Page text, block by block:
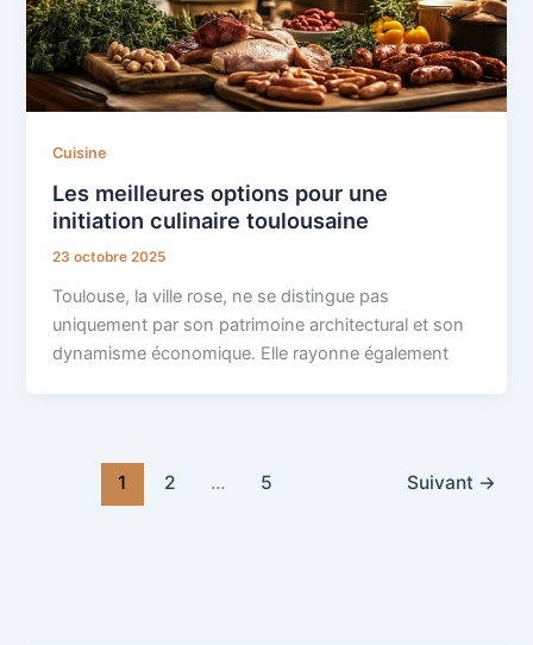
Cuisine
Les meilleures options pour une
initiation culinaire toulousaine
23 octobre 2025
Toulouse, la ville rose, ne se distingue pas
uniquement par son patrimoine architectural et son
dynamisme économique. Elle rayonne également
1 2 … 5 Suivant →